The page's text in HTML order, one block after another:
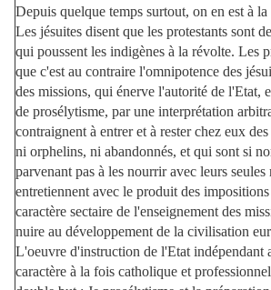
Depuis quelque temps surtout, on en est à la
Les jésuites disent que les protestants sont
qui poussent les indigènes à la révolte. Les
que c'est au contraire l'omnipotence des
des missions, qui énerve l'autorité de l'Etat,
de prosélytisme, par une interprétation
contraignent à entrer et à rester chez eux
ni orphelins, ni abandonnés, et qui sont si
parvenant pas à les nourrir avec leurs seules
entretiennent avec le produit des
caractère sectaire de l'enseignement des
nuire au développement de la civilisation
L'oeuvre d'instruction de l'Etat indépendant
caractère à la fois catholique et